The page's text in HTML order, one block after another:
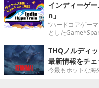
インディーゲ
n」
“ハードコアゲー
とした
THQノルディ
最新情報をチェ
今最もホットな海